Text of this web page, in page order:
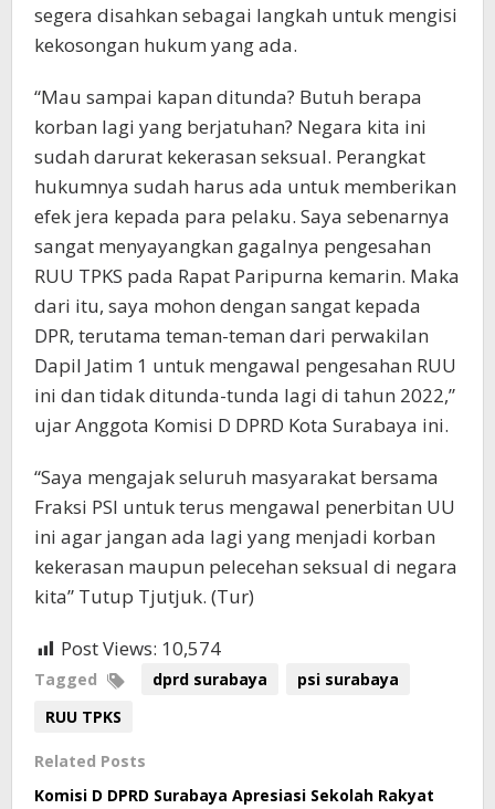
segera disahkan sebagai langkah untuk mengisi
kekosongan hukum yang ada.
“Mau sampai kapan ditunda? Butuh berapa
korban lagi yang berjatuhan? Negara kita ini
sudah darurat kekerasan seksual. Perangkat
hukumnya sudah harus ada untuk memberikan
efek jera kepada para pelaku. Saya sebenarnya
sangat menyayangkan gagalnya pengesahan
RUU TPKS pada Rapat Paripurna kemarin. Maka
dari itu, saya mohon dengan sangat kepada
DPR, terutama teman-teman dari perwakilan
Dapil Jatim 1 untuk mengawal pengesahan RUU
ini dan tidak ditunda-tunda lagi di tahun 2022,”
ujar Anggota Komisi D DPRD Kota Surabaya ini.
“Saya mengajak seluruh masyarakat bersama
Fraksi PSI untuk terus mengawal penerbitan UU
ini agar jangan ada lagi yang menjadi korban
kekerasan maupun pelecehan seksual di negara
kita” Tutup Tjutjuk. (Tur)
Post Views: 10,574
Tagged dprd surabaya
psi surabaya
RUU TPKS
Related Posts
Komisi D DPRD Surabaya Apresiasi Sekolah Rakyat